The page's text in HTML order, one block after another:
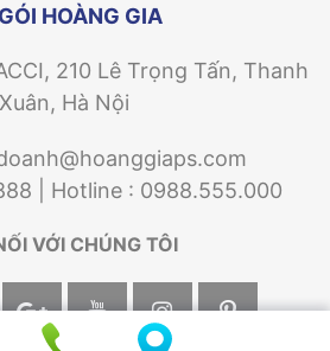
HOÀNG GIA
210 Lê Trọng Tấn, Thanh
Xuân, Hà Nội
| Hotline : 0988.555.000
VỚI CHÚNG TÔI